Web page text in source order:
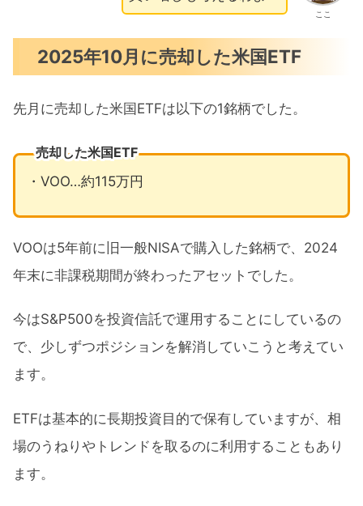
ここ
2025年10月に売却した米国ETF
先月に売却した米国ETFは以下の1銘柄でした。
売却した米国ETF
・VOO…約115万円
VOOは5年前に旧一般NISAで購入した銘柄で、2024
年末に非課税期間が終わったアセットでした。
今はS&P500を投資信託で運用することにしているの
で、少しずつポジションを解消していこうと考えてい
ます。
ETFは基本的に長期投資目的で保有していますが、相
場のうねりやトレンドを取るのに利用することもあり
ます。